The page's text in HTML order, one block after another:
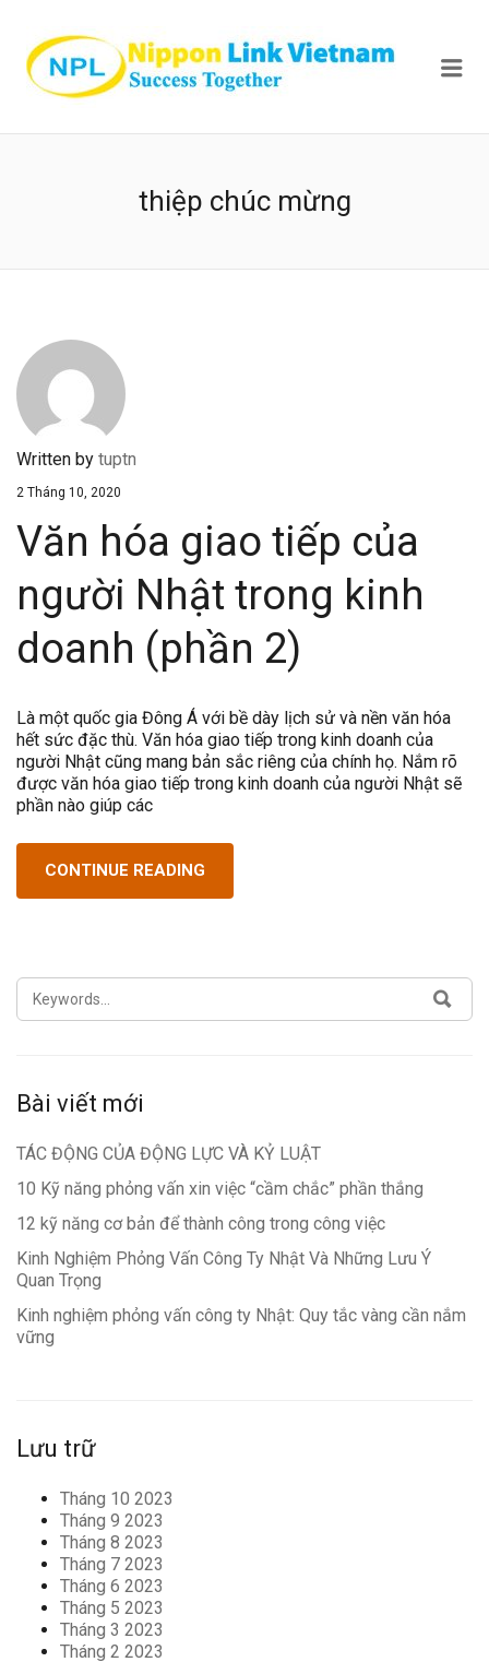
thiệp chúc mừng
Written by tuptn
2 Tháng 10, 2020
Văn hóa giao tiếp của
người Nhật trong kinh
doanh (phần 2)
Là một quốc gia Đông Á với bề dày lịch sử và nền văn hóa
hết sức đặc thù. Văn hóa giao tiếp trong kinh doanh của
người Nhật cũng mang bản sắc riêng của chính họ. Nắm rõ
được văn hóa giao tiếp trong kinh doanh của người Nhật sẽ
phần nào giúp các
CONTINUE READING
SEARCH
FOR:
Bài viết mới
TÁC ĐỘNG CỦA ĐỘNG LỰC VÀ KỶ LUẬT
10 Kỹ năng phỏng vấn xin việc “cầm chắc” phần thắng
12 kỹ năng cơ bản để thành công trong công việc
Kinh Nghiệm Phỏng Vấn Công Ty Nhật Và Những Lưu Ý
Quan Trọng
Kinh nghiệm phỏng vấn công ty Nhật: Quy tắc vàng cần nắm
vững
Lưu trữ
Tháng 10 2023
Tháng 9 2023
Tháng 8 2023
Tháng 7 2023
Tháng 6 2023
Tháng 5 2023
Tháng 3 2023
Tháng 2 2023